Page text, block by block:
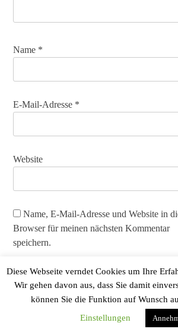
Name *
E-Mail-Adresse *
Website
Name, E-Mail-Adresse und Website in
Browser für meinen nächsten Kommentar
speichern.
Diese Webseite verndet Cookies um Ihre
Wir gehen davon aus, dass Sie damit
können Sie die Funktion auf Wunsch
Einstellungen